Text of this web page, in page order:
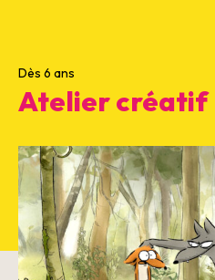
Dès 6 ans
Atelier créatif